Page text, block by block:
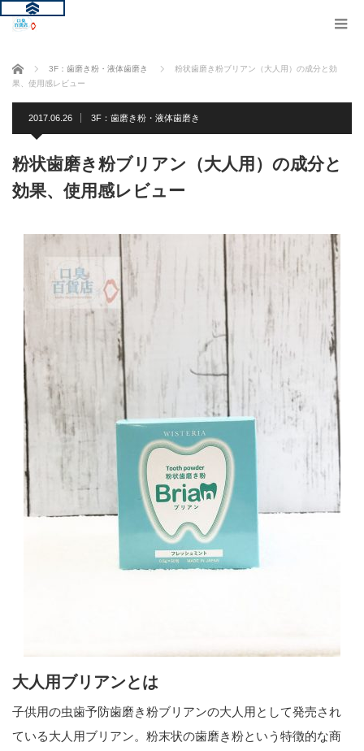
ホーム 3F：歯磨き粉・液体歯磨き
粉状歯磨き粉ブリアン（大人用）の成分と効
果、使用感レビュー
2017.06.26 3F：歯磨き粉・液体歯磨き
粉状歯磨き粉ブリアン（大人用）の成分と
効果、使用感レビュー
大人用ブリアンとは
子供用の虫歯予防歯磨き粉ブリアンの大人用として発売され
ている大人用ブリアン。粉末状の歯磨き粉という特徴的な商